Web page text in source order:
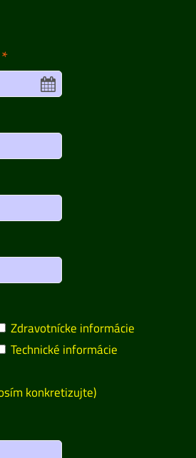
*
Zdravotnícke informácie
Technické informácie
konkretizujte)